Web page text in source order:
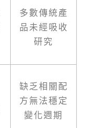
多數傳統產
品未經吸收
研究
缺乏相關配
方無法穩定
變化週期